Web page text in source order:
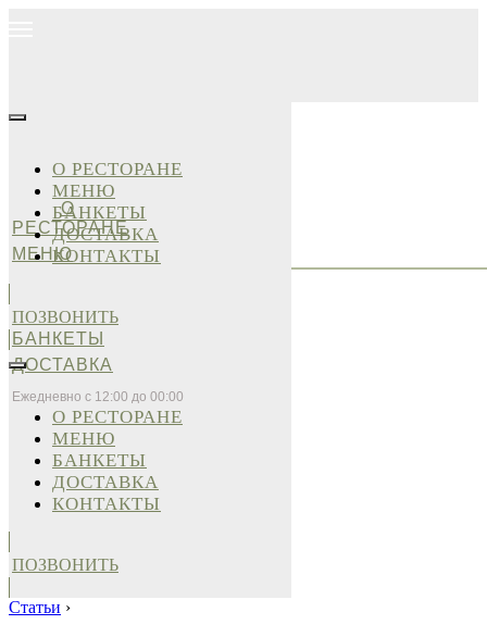
О
РЕСТОРАНЕ
МЕНЮ
БАНКЕТЫ
ДОСТАВКА
Ежедневно с 12:00 до 00:00
О РЕСТОРАНЕ
МЕНЮ
БАНКЕТЫ
ДОСТАВКА
КОНТАКТЫ
ПОЗВОНИТЬ
О РЕСТОРАНЕ
МЕНЮ
БАНКЕТЫ
ДОСТАВКА
КОНТАКТЫ
ПОЗВОНИТЬ
Статьи ›